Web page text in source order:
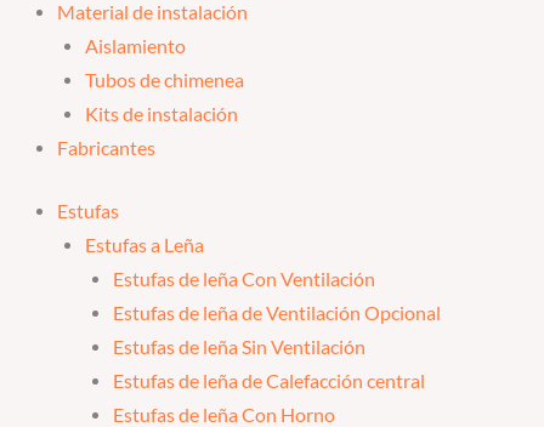
Material de instalación
Aislamiento
Tubos de chimenea
Kits de instalación
Fabricantes
Estufas
Estufas a Leña
Estufas de leña Con Ventilación
Estufas de leña de Ventilación Opcional
Estufas de leña Sin Ventilación
Estufas de leña de Calefacción central
Estufas de leña Con Horno